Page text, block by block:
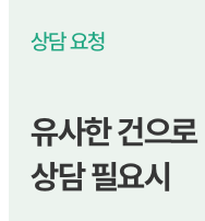
상담 요청
유사한 건으로
상담 필요시